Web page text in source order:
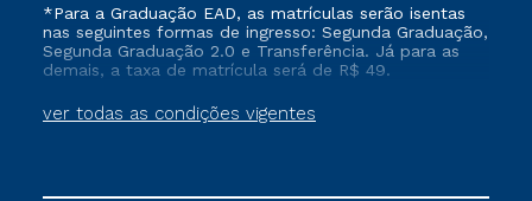
ver todas as condições vigentes
*Para a Graduação EAD, as matrículas serão isentas
nas seguintes formas de ingresso: Segunda Graduação,
Segunda Graduação 2.0 e Transferência. Já para as
demais, a taxa de matrícula será de R$ 49.